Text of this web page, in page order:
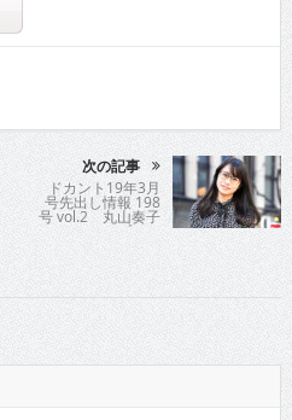
次の記事
ドカント19年3月
号先出し情報 198
号 vol.2 丸山奏子
プロ